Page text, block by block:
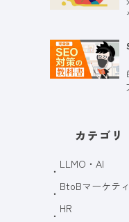
カテゴリ
LLMO・AI
BtoBマーケテ
HR